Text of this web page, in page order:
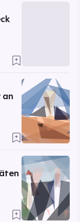
an